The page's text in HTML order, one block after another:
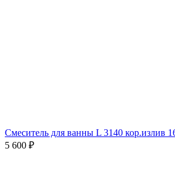
Смеситель для ванны L 3140 кор.излив
5 600 ₽